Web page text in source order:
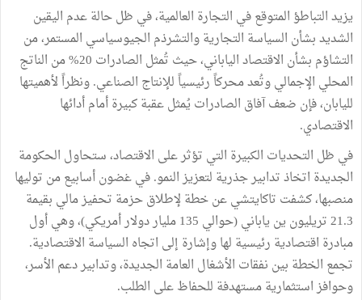
يزيد التباطؤ المتوقع في التجارة العالمية، في ظل حالة عدم اليقين
الشديد بشأن السياسة التجارية والتشرذم الجيوسياسي المستمر، من
التشاؤم بشأن الاقتصاد الياباني، حيث تُمثل الصادرات 20% من الناتج
المحلي الإجمالي وتُعد محركاً رئيسياً للإنتاج الصناعي. ونظراً لأهميتها
لليابان، فإن ضعف آفاق الصادرات يُمثل عقبة كبيرة أمام أدائها
الاقتصادي.
في ظل التحديات الكبيرة التي تؤثر على الاقتصاد، ستحاول الحكومة
الجديدة اتخاذ تدابير جذرية لتعزيز النمو. في غضون أسابيع من توليها
منصبها، كشفت تاكايتشي عن خطة لإطلاق حزمة تحفيز مالي بقيمة
21.3 تريليون ين ياباني (حوالي 135 مليار دولار أمريكي)، وهي أول
مبادرة اقتصادية رئيسية لها وإشارة إلى اتجاه السياسة الاقتصادية.
تجمع الخطة بين نفقات الأشغال العامة الجديدة، وتدابير دعم الأسر،
وحوافز استثمارية مستهدفة للحفاظ على الطلب.